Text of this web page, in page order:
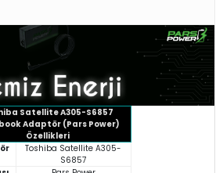
Satellite A305-S6857
Adaptör (Pars Power)
Özellikleri
Toshiba Satellite A305-
S6857